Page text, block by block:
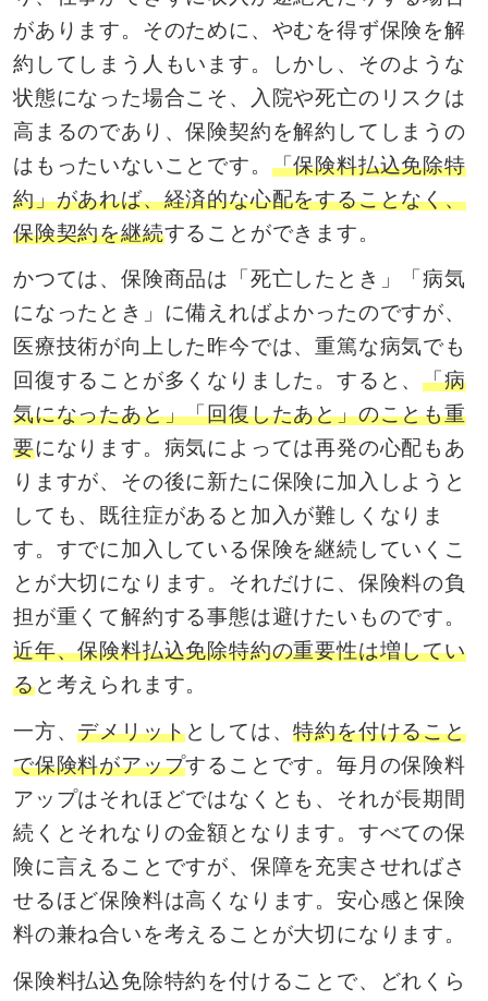
があります。そのために、やむを得ず保険を解
約してしまう人もいます。しかし、そのような
状態になった場合こそ、入院や死亡のリスクは
高まるのであり、保険契約を解約してしまうの
はもったいないことです。 「保険料払込免除特
約」があれば、経済的な心配をすることなく、
保険契約を継続することができます。
かつては、保険商品は「死亡したとき」「病気
になったとき」に備えればよかったのですが、
医療技術が向上した昨今では、重篤な病気でも
回復することが多くなりました。すると、「病
気になったあと」「回復したあと」のことも重
要になります。病気によっては再発の心配もあ
りますが、その後に新たに保険に加入しようと
しても、既往症があると加入が難しくなりま
す。すでに加入している保険を継続していくこ
とが大切になります。それだけに、保険料の負
担が重くて解約する事態は避けたいものです。
近年、保険料払込免除特約の重要性は増してい
ると考えられます。
一方、デメリットとしては、特約を付けること
で保険料がアップすることです。毎月の保険料
アップはそれほどではなくとも、それが長期間
続くとそれなりの金額となります。すべての保
険に言えることですが、保障を充実させればさ
せるほど保険料は高くなります。安心感と保険
料の兼ね合いを考えることが大切になります。
保険料払込免除特約を付けることで、どれくら